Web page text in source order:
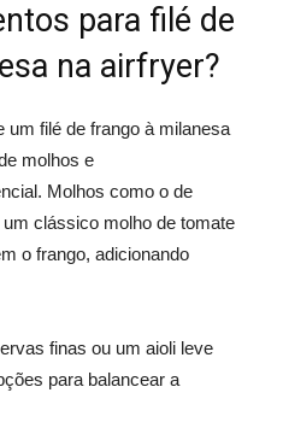
para filé de
na airfryer?
um filé de frango à milanesa
molhos e
Molhos como o de
clássico molho de tomate
o frango, adicionando
finas ou um aioli leve
para balancear a